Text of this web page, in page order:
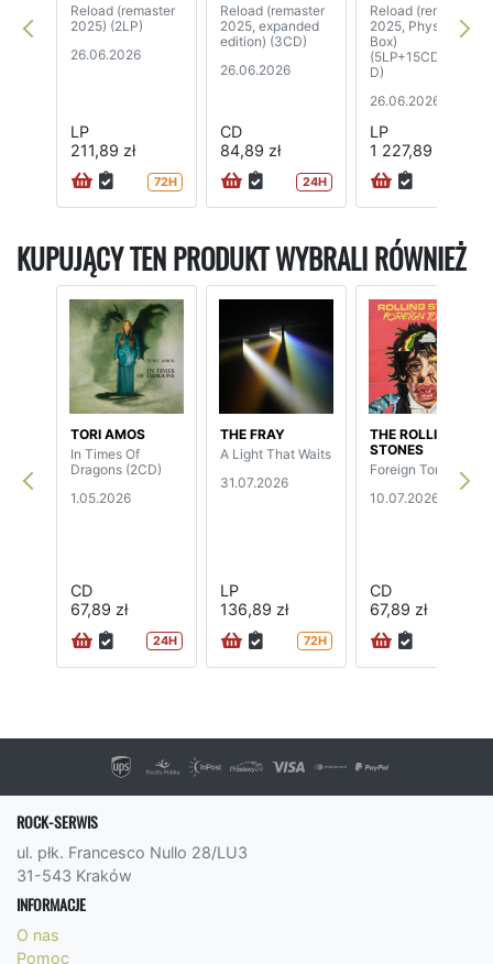
Reload (remaster
2025) (2LP)
26.06.2026
LP
211,89 zł
72H
Reload (remaster
2025, expanded
edition) (3CD)
26.06.2026
CD
84,89 zł
24H
Reload (remaster
2025, Physical
Box)
(5LP+15CD+4DV
D)
26.06.2026
LP
1 227,89 zł
KUPUJĄCY TEN PRODUKT WYBRALI RÓWNIEŻ
TORI AMOS
In Times Of
Dragons (2CD)
1.05.2026
CD
67,89 zł
24H
THE FRAY
A Light That Waits
31.07.2026
LP
136,89 zł
72H
THE ROLLING
STONES
Foreign Tongues
10.07.2026
CD
67,89 zł
ROCK-SERWIS
ul. płk. Francesco Nullo 28/LU3
31-543 Kraków
INFORMACJE
O nas
Pomoc